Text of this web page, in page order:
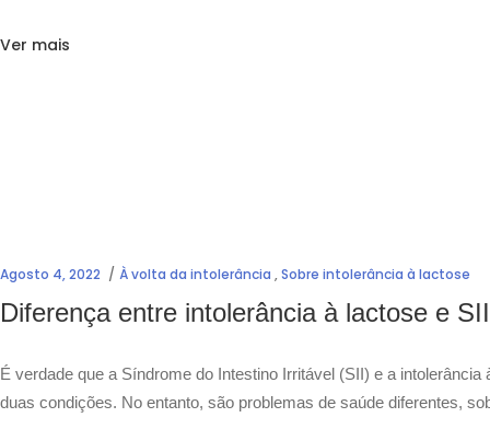
Ver mais
Agosto 4, 2022 À volta da intolerância ,Sobre intolerância à lactose
Diferença entre intolerância à lactose e
É verdade que a Síndrome do Intestino Irritável (SII) e a
duas condições. No entanto, são problemas de saúde diferentes,